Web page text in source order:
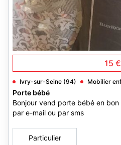
15 €
Ivry-sur-Seine (94) Mobilier
Porte bébé
Bonjour vend porte bébé en
par e-mail ou par sms
Particulier